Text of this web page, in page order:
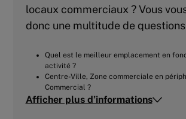
m² | non divisibles
locaux commerciaux ? Vous
donc une multitude de questions
Quel est le meilleur emplacement en
activité ?
Centre-Ville, Zone commerciale en
Commercial ?
Quel budget ?
Afficher plus d’informations